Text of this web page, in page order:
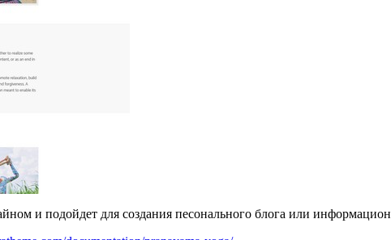
и подойдет для создания песонального блога или